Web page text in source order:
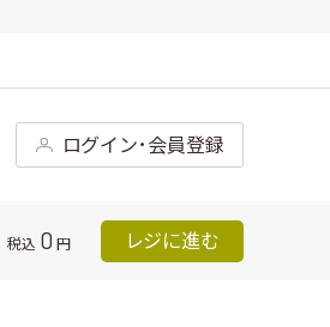
ログイン･会員登録
税込 0 円 レジに進む